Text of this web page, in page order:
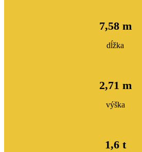
7,58 m
dĺžka
2,71 m
výška
1,6 t